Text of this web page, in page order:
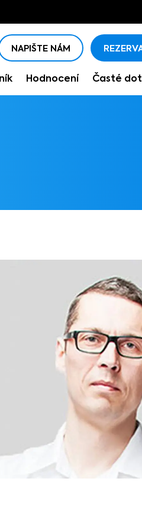
NAPIŠTE NÁM
Hodnocení Časté
NAPIŠTE NÁM
Hodnocení Časté